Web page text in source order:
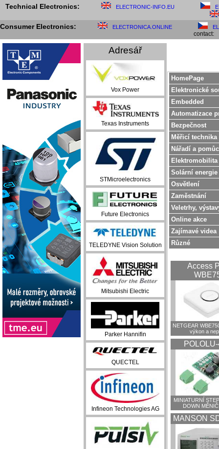
Technical Electronics: ELECTRONIC-INFO.EU
Consumer Electronics: ELECTRONICA.ONLINE
contact:
Adresář
Vox Power
Texas Instruments
STMicroelectronics
Future Electronics
TELEDYNE Vision Solution
Mitsubishi Electric
Parker Hannifin
QUECTEL
Infineon Technologies AG
HomePage
Elektronické
Embedded
Automatizace
Bezpečnost
Měřicí technika
Nářadí a
Elektromobilita
Solární energie
Osvětlení
Zaměstnání
Veletrhy,
Online akce
Zajímavé videa
Různé
Access
NETGEAR
výkon a
MINIATURNÍ
DOWN
MANSON